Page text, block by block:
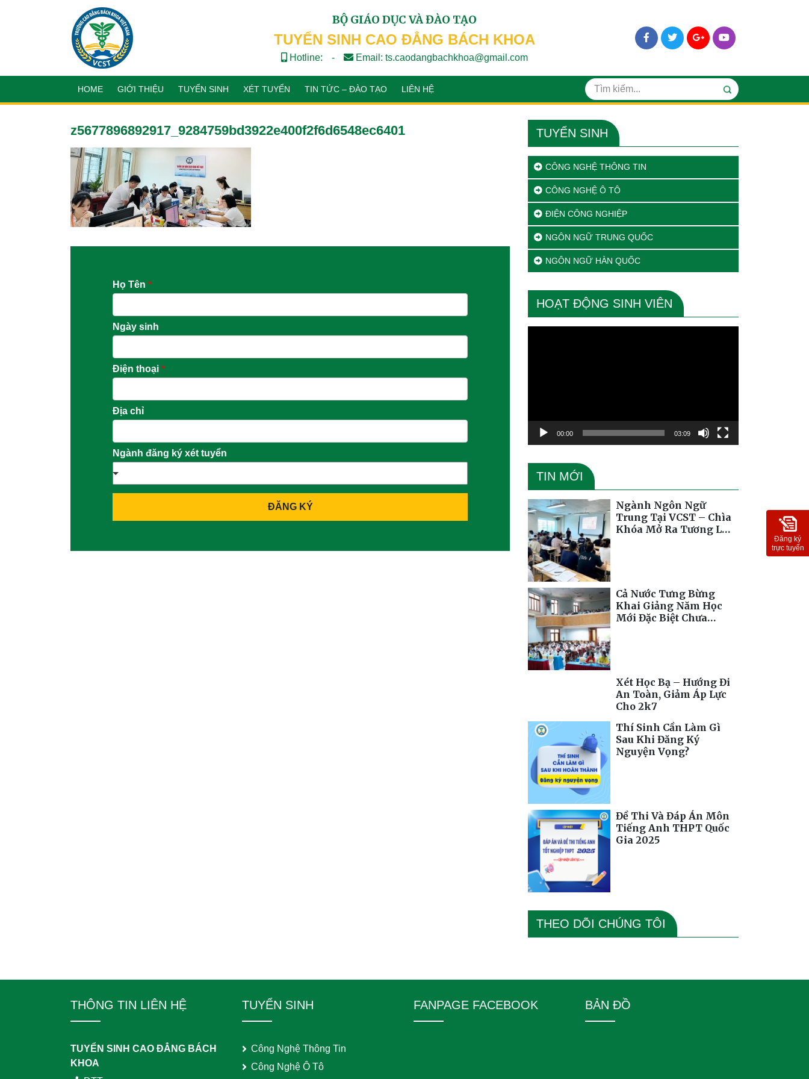
BỘ GIÁO DỤC VÀ ĐÀO TẠO
TUYỂN SINH CAO ĐẲNG BÁCH KHOA
Hotline: - Email: ts.caodangbachkhoa@gmail.com
HOME GIỚI THIỆU TUYỂN SINH XÉT TUYỂN TIN TỨC – ĐÀO TẠO LIÊN HỆ
z5677896892917_9284759bd3922e400f2f6d6548ec6401
Họ Tên *
Ngày sinh
Điện thoại *
Địa chỉ
Ngành đăng ký xét tuyển
ĐĂNG KÝ
TUYỂN SINH
CÔNG NGHỆ THÔNG TIN
CÔNG NGHỆ Ô TÔ
ĐIỆN CÔNG NGHIỆP
NGÔN NGỮ TRUNG QUỐC
NGÔN NGỮ HÀN QUỐC
HOẠT ĐỘNG SINH VIÊN
00:00 03:09
TIN MỚI
Ngành Ngôn Ngữ
Trung Tại VCST – Chìa
Khóa Mở Ra Tương Lai
Cả Nước Tưng Bừng
Khai Giảng Năm Học
Mới Đặc Biệt Chưa
Xét Học Bạ – Hướng Đi
An Toàn, Giảm Áp Lực
Cho 2k7
Thí Sinh Cần Làm Gì
Sau Khi Đăng Ký
Nguyện Vọng?
Đề Thi Và Đáp Án Môn
Tiếng Anh THPT Quốc
Gia 2025
THEO DÕI CHÚNG TÔI
THÔNG TIN LIÊN HỆ
TUYỂN SINH CAO ĐẲNG BÁCH
KHOA
TUYỂN SINH
Công Nghệ Thông Tin
Công Nghệ Ô Tô
FANPAGE FACEBOOK BẢN ĐỒ
Đăng ký
trực tuyến